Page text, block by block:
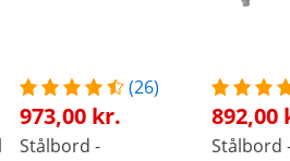
(26)
973,00 kr.
Stålbord -
892,00
Stålbord